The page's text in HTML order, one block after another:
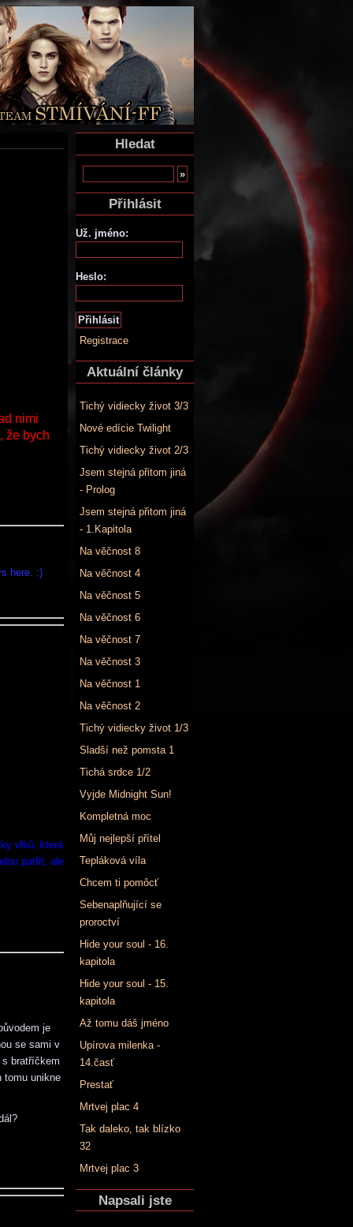
nimi
že bych
here. :)
vlků, která
patřit, ale
je
se sami v
bratříčkem
tomu unikne
Hledat
Přihlásit
Už. jméno:
Heslo:
Registrace
Aktuální články
Tichý vidiecky život 3/3
Nové edície Twilight
Tichý vidiecky život 2/3
Jsem stejná přitom jiná
- Prolog
Jsem stejná přitom jiná
- 1.Kapitola
Na věčnost 8
Na věčnost 4
Na věčnost 5
Na věčnost 6
Na věčnost 7
Na věčnost 3
Na věčnost 1
Na věčnost 2
Tichý vidiecky život 1/3
Sladší než pomsta 1
Tichá srdce 1/2
Vyjde Midnight Sun!
Kompletná moc
Můj nejlepší přítel
Tepláková víla
Chcem ti pomôcť
Sebenaplňující se
proroctví
Hide your soul - 16.
kapitola
Hide your soul - 15.
kapitola
Až tomu dáš jméno
Upírova milenka -
14.časť
Prestať
Mrtvej plac 4
Tak daleko, tak blízko
32
Mrtvej plac 3
Napsali jste